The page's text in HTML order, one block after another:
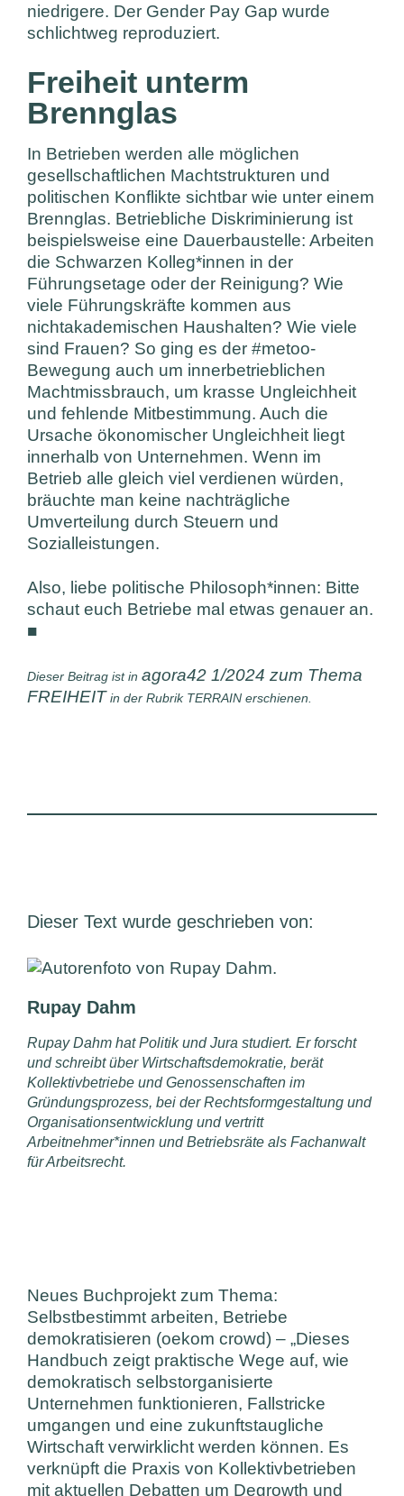
niedrigere. Der Gender Pay Gap wurde
schlichtweg reproduziert.
Freiheit unterm
Brennglas
In Betrieben werden alle möglichen
gesellschaftlichen Machtstrukturen und
politischen Konflikte sichtbar wie unter einem
Brennglas. Betriebliche Diskriminierung ist
beispielsweise eine Dauerbaustelle: Arbeiten
die Schwarzen Kolleg*innen in der
Führungsetage oder der Reinigung? Wie
viele Führungskräfte kommen aus
nichtakademischen Haushalten? Wie viele
sind Frauen? So ging es der #metoo-
Bewegung auch um innerbetrieblichen
Machtmissbrauch, um krasse Ungleichheit
und fehlende Mitbestimmung. Auch die
Ursache ökonomischer Ungleichheit liegt
innerhalb von Unternehmen. Wenn im
Betrieb alle gleich viel verdienen würden,
bräuchte man keine nachträgliche
Umverteilung durch Steuern und
Sozialleistungen.
Also, liebe politische Philosoph*innen: Bitte
schaut euch Betriebe mal etwas genauer an.
■
Dieser Beitrag ist in agora42 1/2024 zum Thema
FREIHEIT in der Rubrik TERRAIN erschienen.
Dieser Text wurde geschrieben von:
Rupay Dahm
Rupay Dahm hat Politik und Jura studiert. Er forscht
und schreibt über Wirtschaftsdemokratie, berät
Kollektivbetriebe und Genossenschaften im
Gründungsprozess, bei der Rechtsformgestaltung und
Organisationsentwicklung und vertritt
Arbeitnehmer*innen und Betriebsräte als Fachanwalt
für Arbeitsrecht.
Neues Buchprojekt zum Thema:
Selbstbestimmt arbeiten, Betriebe
demokratisieren (oekom crowd) – „Dieses
Handbuch zeigt praktische Wege auf, wie
demokratisch selbstorganisierte
Unternehmen funktionieren, Fallstricke
umgangen und eine zukunftstaugliche
Wirtschaft verwirklicht werden können. Es
verknüpft die Praxis von Kollektivbetrieben
mit aktuellen Debatten um Degrowth und